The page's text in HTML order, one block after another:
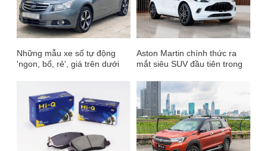
Những mẫu xe số tự động
'ngon, bổ, rẻ', giá trên dưới
Aston Martin chính thức ra
mắt siêu SUV đầu tiên trong